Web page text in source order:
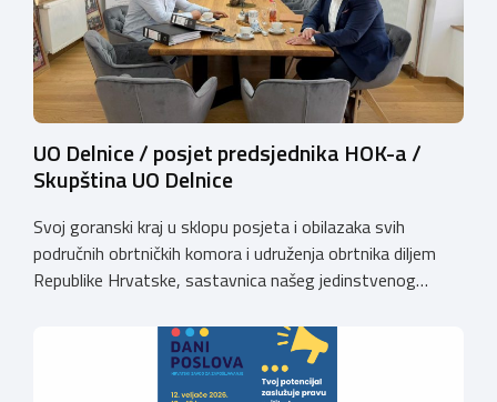
UO Delnice / posjet predsjednika HOK-a /
Skupština UO Delnice
Svoj goranski kraj u sklopu posjeta i obilazaka svih
područnih obrtničkih komora i udruženja obrtnika diljem
Republike Hrvatske, sastavnica našeg jedinstvenog
komore Dalibor Kratohvil, dana 11. svibnja 2026. godine
posjetio je Udruženje obrtnika Delnice. Slušamo poruke s
terena kako bi bili još konkretniji u zastupanju interesa